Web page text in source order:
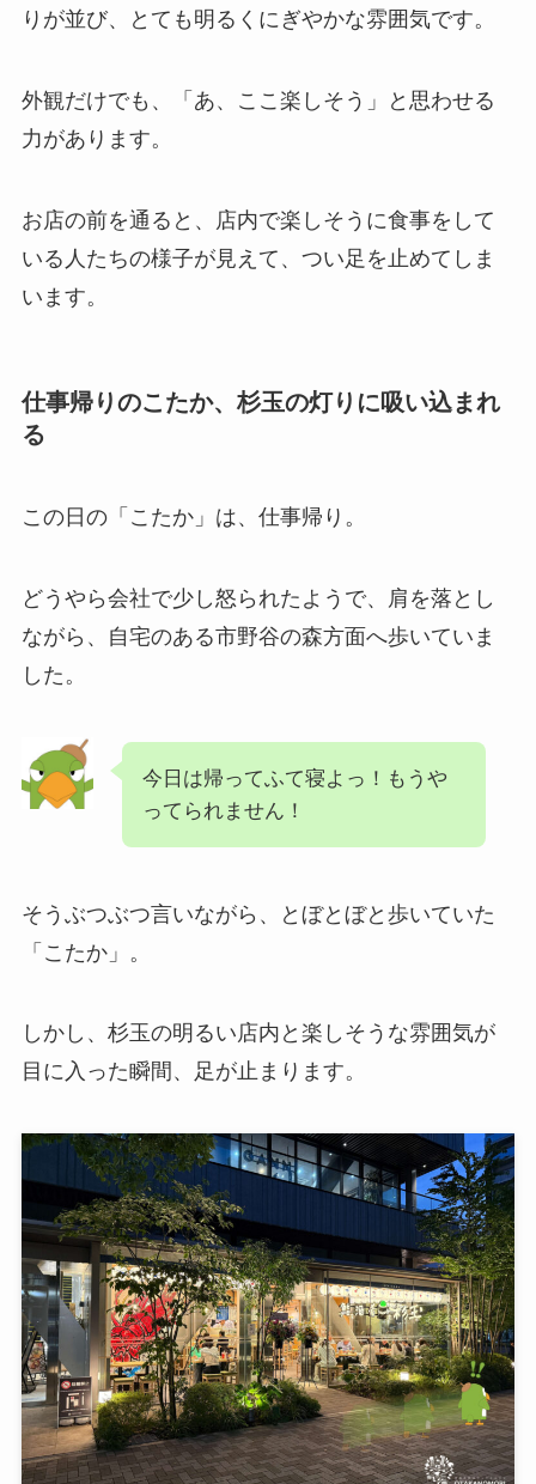
りが並び、とても明るくにぎやかな雰囲気です。
外観だけでも、「あ、ここ楽しそう」と思わせる
力があります。
お店の前を通ると、店内で楽しそうに食事をして
いる人たちの様子が見えて、つい足を止めてしま
います。
仕事帰りのこたか、杉玉の灯りに吸い込まれ
る
この日の「こたか」は、仕事帰り。
どうやら会社で少し怒られたようで、肩を落とし
ながら、自宅のある市野谷の森方面へ歩いていま
した。
今日は帰ってふて寝よっ！もうや
ってられません！
そうぶつぶつ言いながら、とぼとぼと歩いていた
「こたか」。
しかし、杉玉の明るい店内と楽しそうな雰囲気が
目に入った瞬間、足が止まります。